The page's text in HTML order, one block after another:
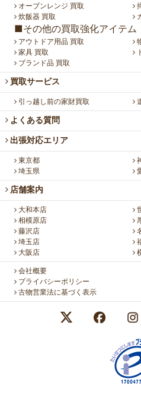
オーブンレンジ 買取
炊飯器 買取
■その他の買取強化アイテム
アウトドア用品 買取
家具 買取
ブランド品 買取
買取サービス
引っ越し前の家財買取
よくある質問
出張対応エリア
東京都
埼玉県
店舗案内
大和本店
相模原店
藤沢店
埼玉店
大阪店
会社概要
プライバシーポリシー
古物営業法に基づく表示